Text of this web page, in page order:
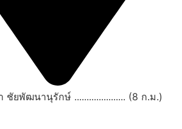
ชัยพัฒนานุรักษ์ ..................... (8 ก.ม.)